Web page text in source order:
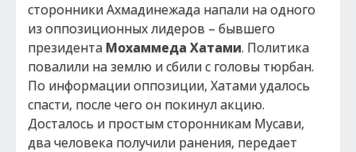
сторонники Ахмадинежада напали на одного
из оппозиционных лидеров – бывшего
президента Мохаммеда Хатами. Политика
повалили на землю и сбили с головы тюрбан.
По информации оппозиции, Хатами удалось
спасти, после чего он покинул акцию.
Досталось и простым сторонникам Мусави,
два человека получили ранения, передает